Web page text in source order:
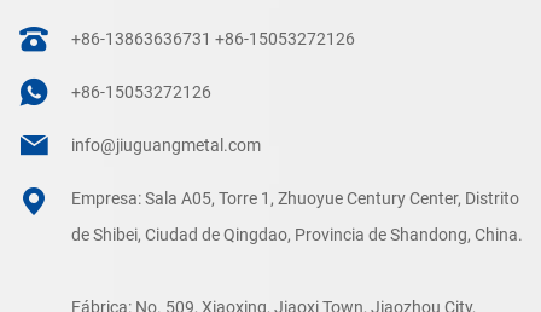
+86-13863636731 +86-15053272126
+86-15053272126
info@jiuguangmetal.com
Empresa: Sala A05, Torre 1, Zhuoyue Century Center, Distrito
de Shibei, Ciudad de Qingdao, Provincia de Shandong, China.
Fábrica: No. 509, Xiaoxing, Jiaoxi Town, Jiaozhou City,